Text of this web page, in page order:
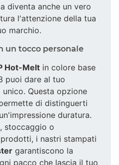
diventa anche un vero
l'attenzione della tua
marchio.
un tocco personale
Hot-Melt in colore base
puoi dare al tuo
Questa opzione
di distinguerti
duratura.
stoccaggio o
i nastri stampati
garantiscono la
pacco che lascia il tuo